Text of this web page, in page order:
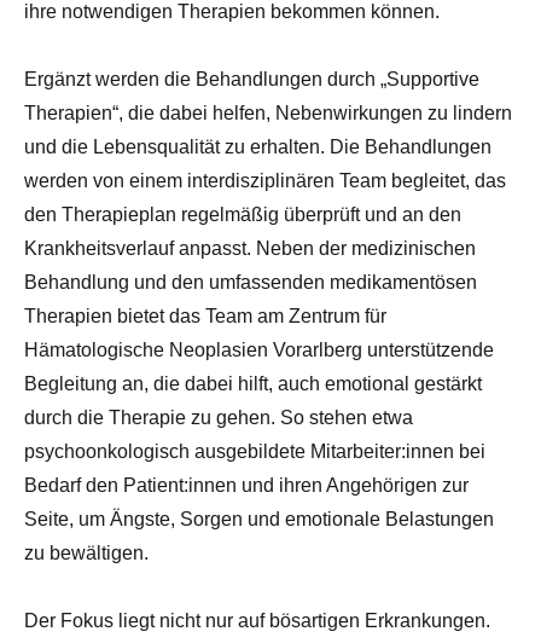
ihre notwendigen Therapien bekommen können.
Ergänzt werden die Behandlungen durch „Supportive
Therapien“, die dabei helfen, Nebenwirkungen zu lindern
und die Lebensqualität zu erhalten. Die Behandlungen
werden von einem interdisziplinären Team begleitet, das
den Therapieplan regelmäßig überprüft und an den
Krankheitsverlauf anpasst. Neben der medizinischen
Behandlung und den umfassenden medikamentösen
Therapien bietet das Team am Zentrum für
Hämatologische Neoplasien Vorarlberg unterstützende
Begleitung an, die dabei hilft, auch emotional gestärkt
durch die Therapie zu gehen. So stehen etwa
psychoonkologisch ausgebildete Mitarbeiter:innen bei
Bedarf den Patient:innen und ihren Angehörigen zur
Seite, um Ängste, Sorgen und emotionale Belastungen
zu bewältigen.
Der Fokus liegt nicht nur auf bösartigen Erkrankungen.